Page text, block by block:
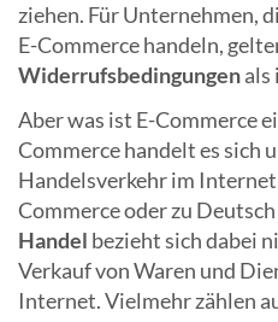
ziehen. Für Unternehmen,
E-Commerce handeln,
Widerrufsbedingungenals
Aber was ist E-Commerce
Commerce handelt es sich
Handelsverkehr im
Commerce oder zu Deutsch
Handel bezieht sich dabei
Verkauf von Waren und
Internet. Vielmehr zählen